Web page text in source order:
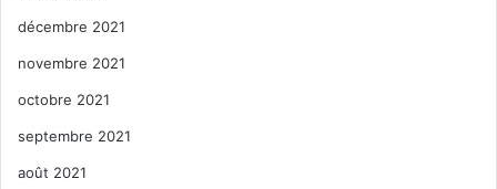
décembre 2021
novembre 2021
octobre 2021
septembre 2021
août 2021